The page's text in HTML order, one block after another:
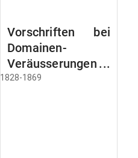
Vorschriften bei
Domainen-
Veräusserungen
und
1828-1869